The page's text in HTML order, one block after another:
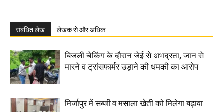
संबंधित लेख लेखक से और अधिक
बिजली चेकिंग के दौरान जेई से अभद्रता, जान से
मारने व ट्रांसफार्मर उड़ाने की धमकी का आरोप
मिर्जापुर में सब्जी व मसाला खेती को मिलेगा बढ़ावा